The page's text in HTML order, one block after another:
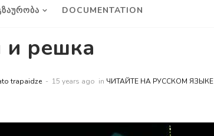
DOCUMENTATION
и решка
trapaidze 15 years ago in ЧИТАЙТЕ НА РУССКОМ ЯЗЫКЕ